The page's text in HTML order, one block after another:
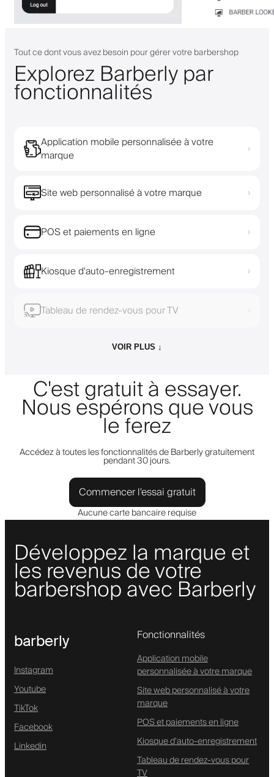
Tout ce dont vous avez besoin pour gérer votre barbershop
Explorez Barberly par
fonctionnalités
Application mobile personnalisée à votre
marque
›
Site web personnalisé à votre marque ›
POS et paiements en ligne ›
Kiosque d'auto-enregistrement ›
Tableau de rendez-vous pour TV ›
VOIR PLUS ↓
C'est gratuit à essayer.
Nous espérons que vous
le ferez
Accédez à toutes les fonctionnalités de Barberly gratuitement
pendant 30 jours.
Commencer l'essai gratuit
Aucune carte bancaire requise
Développez la marque et
les revenus de votre
barbershop avec Barberly
barberly
Instagram
Youtube
TikTok
Facebook
Linkedin
Fonctionnalités
Application mobile
personnalisée à votre marque
Site web personnalisé à votre
marque
POS et paiements en ligne
Kiosque d'auto-enregistrement
Tableau de rendez-vous pour
TV